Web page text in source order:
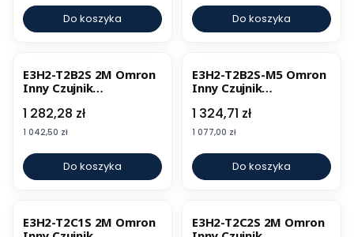
Do koszyka Do koszyka
E3H2-T2B2S 2M Omron
Inny Czujnik
Cena
1 282,28 zł
Cena
1 042,50 zł
Do koszyka
E3H2-T2B2S-M5 Omron
Inny Czujnik
Cena
1 324,71 zł
Cena
1 077,00 zł
Do koszyka
E3H2-T2C1S 2M Omron
E3H2-T2C2S 2M Omron